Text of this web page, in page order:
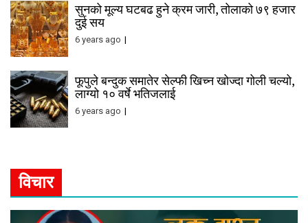
सुनको मूल्य घटबढ हुने क्रम जारी, तोलाको ७९ हजार
दुई सय
6 years ago
फूपुले बन्दुक समातेर सेल्फी खिच्न खोज्दा गोली चल्यो,
लाग्यो १० वर्षे भतिजलाई
6 years ago
विचार